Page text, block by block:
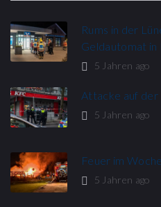
Rums in der
Geldautomat in
5 Jahren ago
Attacke auf der
5 Jahren ago
Feuer im
5 Jahren ago